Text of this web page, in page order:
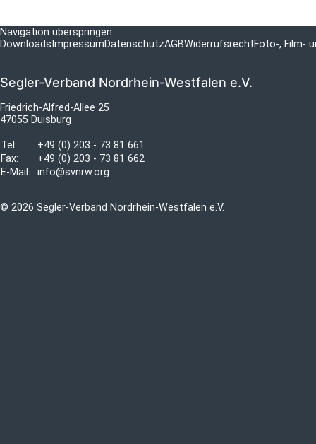
Navigation überspringen
Downloads ImpressumDatenschutzAGBWiderrufsrechtFoto-, Film-
Segler-Verband Nordrhein-Westfalen e.V.
Friedrich-Alfred-Allee 25
47055 Duisburg
Tel:
+49 (0) 203 - 73 81 661
Fax:
+49 (0) 203 - 73 81 662
E-Mail:
info@svnrw.org
© 2026 Segler-Verband Nordrhein-Westfalen e.V.